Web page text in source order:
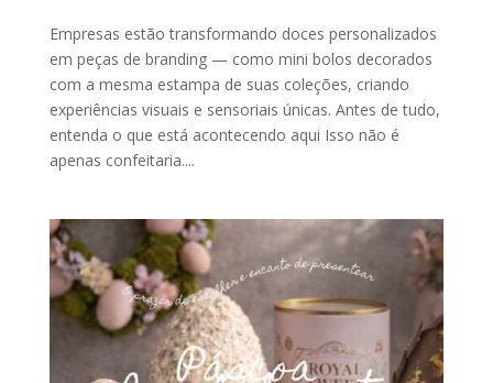
Empresas estão transformando doces personalizados
em peças de branding — como mini bolos decorados
com a mesma estampa de suas coleções, criando
experiências visuais e sensoriais únicas. Antes de tudo,
entenda o que está acontecendo aqui Isso não é
apenas confeitaria....